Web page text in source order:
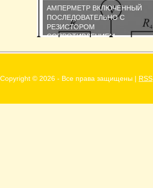
вольтметром с...
АМПЕРМЕТР ВКЛЮЧЕННЫЙ
ПОСЛЕДОВАТЕЛЬНО С
РЕЗИСТОРОМ
СОПРОТИВЛЕНИЕМ
Copyright © 2026 - Все права защищены | RSS